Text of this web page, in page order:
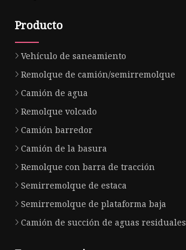
Producto
Vehículo de saneamiento
Remolque de camión/semirremolque
Camión de agua
Remolque volcado
Camión barredor
Camión de la basura
Remolque con barra de tracción
Semirremolque de estaca
Semirremolque de plataforma baja
Camión de succión de aguas residuales